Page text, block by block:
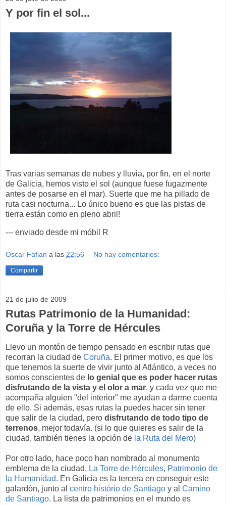
Y por fin el sol...
Tras varias semanas de nubes y lluvia, por fin, en el norte
de Galicia, hemos visto el sol (aunque fuese fugazmente
antes de posarse en el mar). Suerte que me ha pillado de
ruta casi nocturna... Lo único bueno es que las pistas de
tierra están como en pleno abril!
--- enviado desde mi móbil R
Oscar Fafian a las 22:56 No hay comentarios:
Compartir
21 de julio de 2009
Rutas Patrimonio de la Humanidad:
Coruña y la Torre de Hércules
Llevo un montón de tiempo pensado en escribir rutas que
recorran la ciudad de Coruña. El primer motivo, es que los
que tenemos la suerte de vivir junto al Atlántico, a veces no
somos conscientes de lo genial que es poder hacer rutas
disfrutando de la vista y el olor a mar, y cada vez que me
acompaña alguien "del interior" me ayudan a darme cuenta
de ello. Si además, esas rutas la puedes hacer sin tener
que salir de la ciudad, pero disfrutando de todo tipo de
terrenos, mejor todavía. (si lo que quieres es salir de la
ciudad, también tienes la opción de la Ruta del Mero)
Por otro lado, hace poco han nombrado al monumento
emblema de la ciudad, La Torre de Hércules, Patrimonio de
la Humanidad. En Galicia es la tercera en conseguir este
galardón, junto al centro histório de Santiago y al Camino
de Santiago. La lista de patrimonios en el mundo es